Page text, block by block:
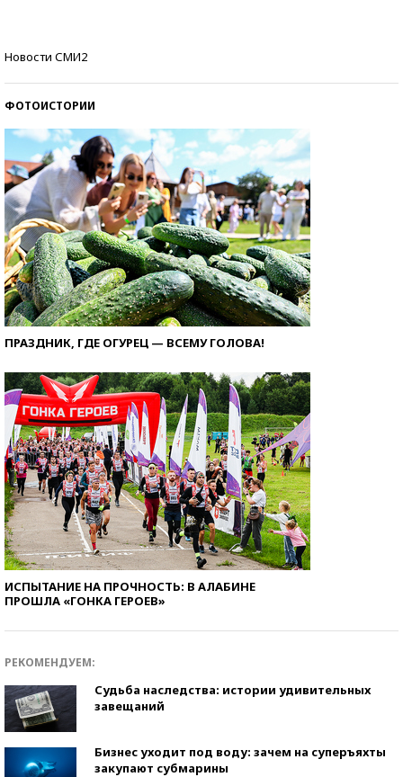
Новости СМИ2
ФОТОИСТОРИИ
ПРАЗДНИК, ГДЕ ОГУРЕЦ — ВСЕМУ ГОЛОВА!
ИСПЫТАНИЕ НА ПРОЧНОСТЬ: В АЛАБИНЕ
ПРОШЛА «ГОНКА ГЕРОЕВ»
РЕКОМЕНДУЕМ:
Судьба наследства: истории удивительных
завещаний
Бизнес уходит под воду: зачем на суперъяхты
закупают субмарины